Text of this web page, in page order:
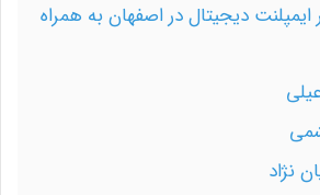
دیجیتال در اصفهان به همراه
نژاد